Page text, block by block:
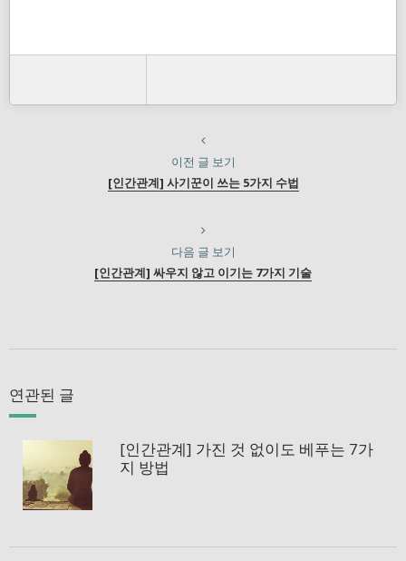
이전 글 보기
[인간관계] 사기꾼이 쓰는 5가지 수법
다음 글 보기
[인간관계] 싸우지 않고 이기는 7가지 기술
연관된 글
[인간관계] 가진 것 없이도 베푸는 7가
지 방법